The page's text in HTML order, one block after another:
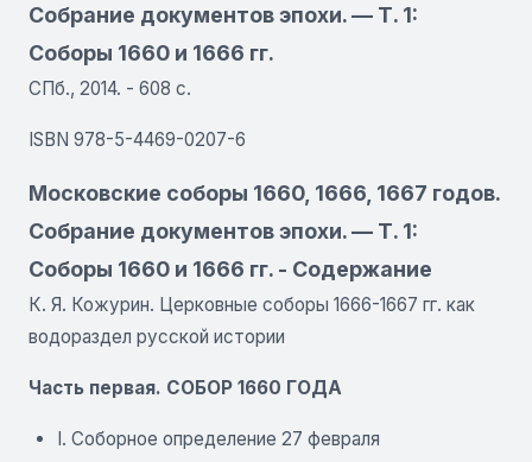
Собрание документов эпохи. — Т. 1:
Соборы 1660 и 1666 гг.
СПб., 2014. - 608 с.
ISBN 978-5-4469-0207-6
Московские соборы 1660, 1666, 1667 годов.
Собрание документов эпохи. — Т. 1:
Соборы 1660 и 1666 гг. - Содержание
К. Я. Кожурин. Церковные соборы 1666-1667 гг. как
водораздел русской истории
Часть первая. СОБОР 1660 ГОДА
I. Соборное определение 27 февраля